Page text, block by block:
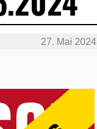
27. Mai 2024